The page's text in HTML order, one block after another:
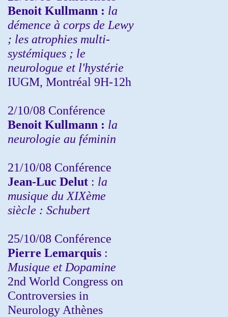
Benoit Kullmann : la
démence à corps de Lewy
; les atrophies multi-
systémiques ; le
neurologue et l'hystérie
IUGM, Montréal 9H-12h
2/10/08 Conférence
Benoit Kullmann : la
neurologie au féminin
21/10/08 Conférence
Jean-Luc Delut : la
musique du XIXème
siècle : Schubert
25/10/08 Conférence
Pierre Lemarquis :
Musique et Dopamine
2nd World Congress on
Controversies in
Neurology Athènes